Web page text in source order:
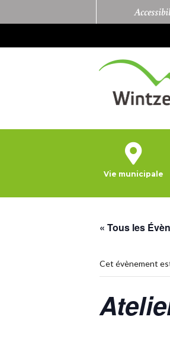
Vie municipale
« Tous les
Cet évènement